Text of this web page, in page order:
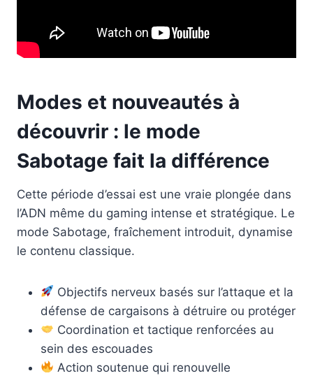
Modes et nouveautés à
découvrir : le mode
Sabotage fait la différence
Cette période d’essai est une vraie plongée dans
l’ADN même du gaming intense et stratégique. Le
mode Sabotage, fraîchement introduit, dynamise
le contenu classique.
Objectifs nerveux basés sur l’attaque et la
défense de cargaisons à détruire ou protéger
Coordination et tactique renforcées au
sein des escouades
Action soutenue qui renouvelle